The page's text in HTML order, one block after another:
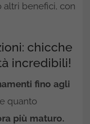
altri benefici, con
chicche
incredibili!
fino agli
quanto
più maturo.